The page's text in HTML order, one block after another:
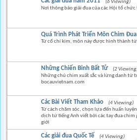
(6 Viewing)
Nơi thông báo giải đua của các Hội tổ
Quá Trình Phát Triển Môn Chim Đua
Từ cổ chí kim, môn này được hình thành
Những Chiến Binh Bất Tử
(2
Những chú chim xuất sắc và lừng danh từ
bocauvietnam.com
Các Bài Viết Tham Khảo
(4 Viewing)
Từ cách chăm sóc, chọn lựa đến huấn
dịch từ tiếng Anh viết bởi các tay đua
giới
Các giải đua Quốc Tế
(4 Viewing)